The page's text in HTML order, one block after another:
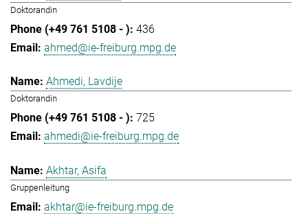
Doktorandin
436
ahmed@ie-freiburg.mpg.de
Ahmedi, Lavdije
Doktorandin
725
ahmedi@ie-freiburg.mpg.de
Akhtar, Asifa
Gruppenleitung
akhtar@ie-freiburg.mpg.de